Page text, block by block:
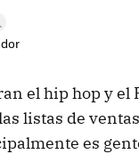
el hip hop y el
listas de
es